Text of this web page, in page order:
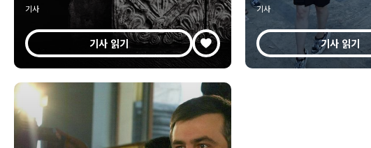
기사
기사 읽기
기사
기사 읽기